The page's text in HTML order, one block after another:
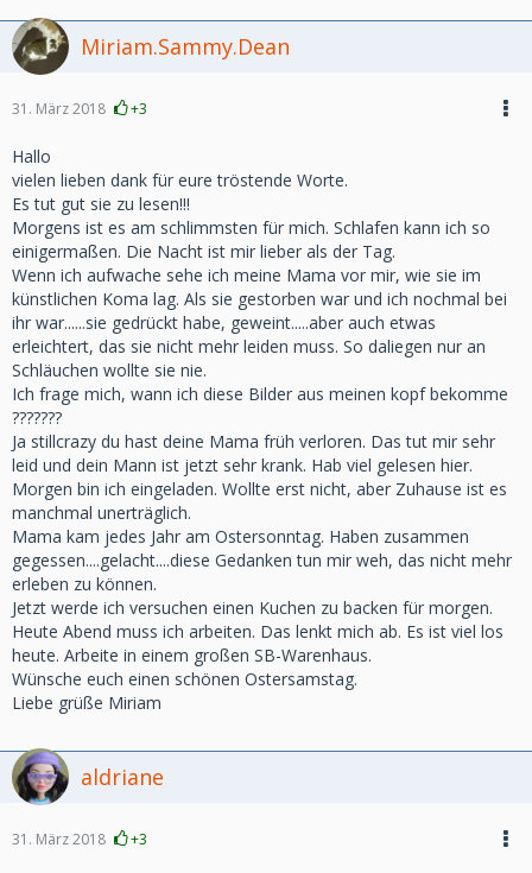
Miriam.Sammy.Dean
31. März 2018 +3
Hallo
vielen lieben dank für eure tröstende Worte.
Es tut gut sie zu lesen!!!
Morgens ist es am schlimmsten für mich. Schlafen kann ich so
einigermaßen. Die Nacht ist mir lieber als der Tag.
Wenn ich aufwache sehe ich meine Mama vor mir, wie sie im
künstlichen Koma lag. Als sie gestorben war und ich nochmal bei
ihr war......sie gedrückt habe, geweint.....aber auch etwas
erleichtert, das sie nicht mehr leiden muss. So daliegen nur an
Schläuchen wollte sie nie.
Ich frage mich, wann ich diese Bilder aus meinen kopf bekomme
???????
Ja stillcrazy du hast deine Mama früh verloren. Das tut mir sehr
leid und dein Mann ist jetzt sehr krank. Hab viel gelesen hier.
Morgen bin ich eingeladen. Wollte erst nicht, aber Zuhause ist es
manchmal unerträglich.
Mama kam jedes Jahr am Ostersonntag. Haben zusammen
gegessen....gelacht....diese Gedanken tun mir weh, das nicht mehr
erleben zu können.
Jetzt werde ich versuchen einen Kuchen zu backen für morgen.
Heute Abend muss ich arbeiten. Das lenkt mich ab. Es ist viel los
heute. Arbeite in einem großen SB-Warenhaus.
Wünsche euch einen schönen Ostersamstag.
Liebe grüße Miriam
aldriane
31. März 2018 +3